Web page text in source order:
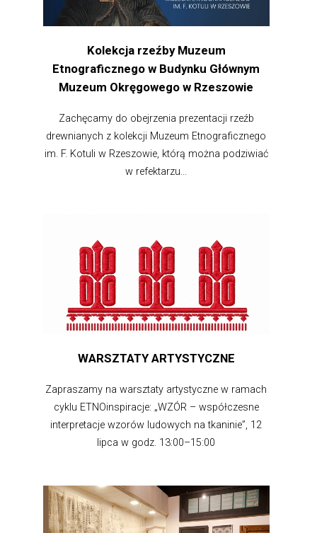
Kolekcja rzeźby Muzeum
Etnograficznego w Budynku Głównym
Muzeum Okręgowego w Rzeszowie
Zachęcamy do obejrzenia prezentacji rzeźb
drewnianych z kolekcji Muzeum Etnograficznego
im. F. Kotuli w Rzeszowie, którą można podziwiać
w refektarzu...
WARSZTATY ARTYSTYCZNE
Zapraszamy na warsztaty artystyczne w ramach
cyklu ETNOinspiracje: „WZÓR – współczesne
interpretacje wzorów ludowych na tkaninie”, 12
lipca w godz. 13:00–15:00